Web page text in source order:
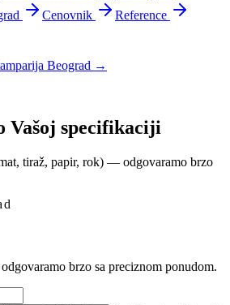
Cenovnik
Reference
Beograd →
Vašoj specifikaciji
tiraž, papir, rok) — odgovaramo brzo
brzo sa preciznom ponudom.